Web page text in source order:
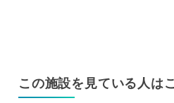
この施設を見ている人は